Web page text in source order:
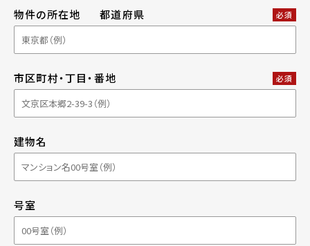
物件の所在地 都道府県 必須
市区町村・丁目・番地 必須
建物名
号室